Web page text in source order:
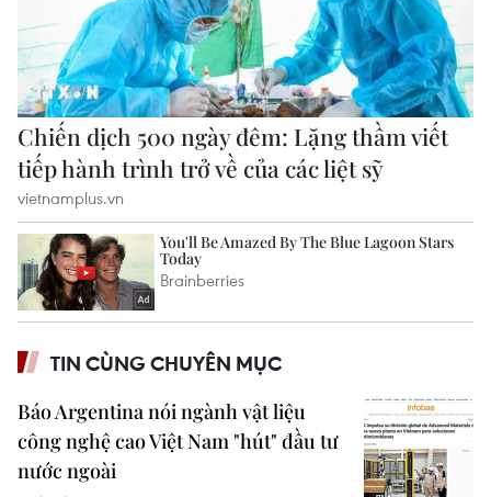
TIN CÙNG CHUYÊN MỤC
Báo Argentina nói ngành vật liệu
công nghệ cao Việt Nam "hút" đầu tư
nước ngoài